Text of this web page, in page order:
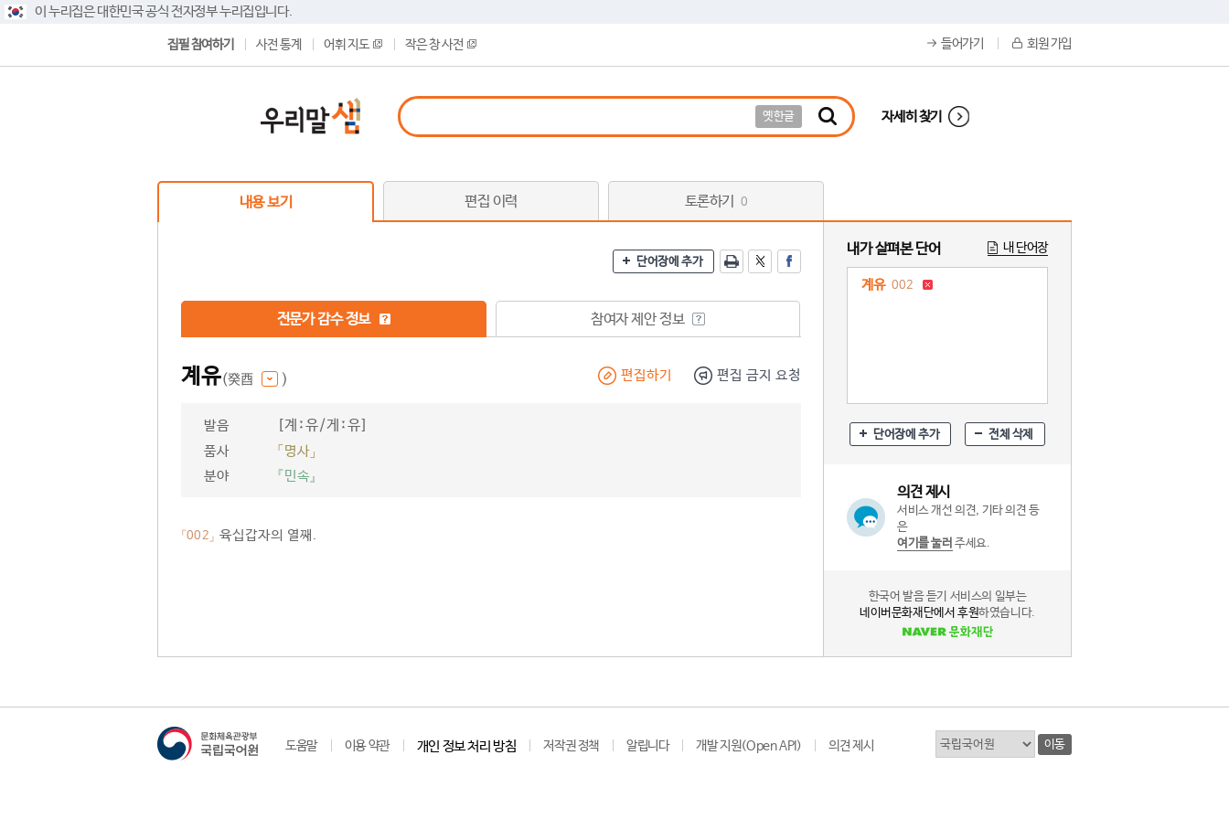
이 누리집은 대한민국 공식 전자정부 누리집입니다.
집필 참여하기 사전 통계 어휘 지도 작은 창 사전 들어가기 회원 가입
옛한글 자세히 찾기
내용 보기 편집 이력 토론하기 0
단어장에 추가
전문가 감수 정보 참여자 제안 정보
계유(癸酉 ) 편집하기 편집 금지 요청
발음 [계ː유/게ː유]
품사
「명사」
분야
『민속』
「002」 육십갑자의 열째.
내가 살펴본 단어 내 단어장
계유 002
단어장에 추가 전체 삭제
의견 제시
서비스 개선 의견, 기타 의견 등
은
여기를 눌러 주세요.
한국어 발음 듣기 서비스의 일부는
네이버문화재단에서 후원하였습니다.
도움말 이용 약관 개인 정보 처리 방침 저작권 정책 알립니다 개발 지원(Open API) 의견 제시 이동